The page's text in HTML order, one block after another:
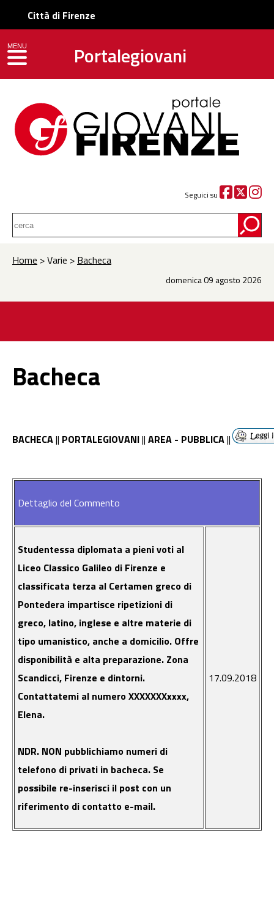
Città di Firenze
Portalegiovani
Seguici su
MENU
toggle navigation
Home > Varie > Bacheca
domenica 09 agosto 2026
Bacheca
BACHECA|| PORTALEGIOVANI|| AREA - PUBBLICA||
Dettaglio del Commento
Studentessa diplomata a pieni voti al
Liceo Classico Galileo di Firenze e
classificata terza al Certamen greco di
Pontedera impartisce ripetizioni di
greco, latino, inglese e altre materie di
tipo umanistico, anche a domicilio. Offre
disponibilità e alta preparazione. Zona
Scandicci, Firenze e dintorni.
Contattatemi al numero XXXXXXXxxxx,
Elena.
NDR. NON pubblichiamo numeri di
telefono di privati in bacheca. Se
possibile re-inserisci il post con un
riferimento di contatto e-mail.
17.09.2018